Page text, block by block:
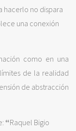
hacerlo no dispara
una conexión
como en una
de la realidad
de abstracción
“Raquel Bigio